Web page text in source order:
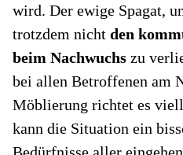
wird. Der ewige Spagat,
trotzdem nicht den
beim Nachwuchs zu
bei allen Betroffenen am
Möblierung richtet es
kann die Situation ein